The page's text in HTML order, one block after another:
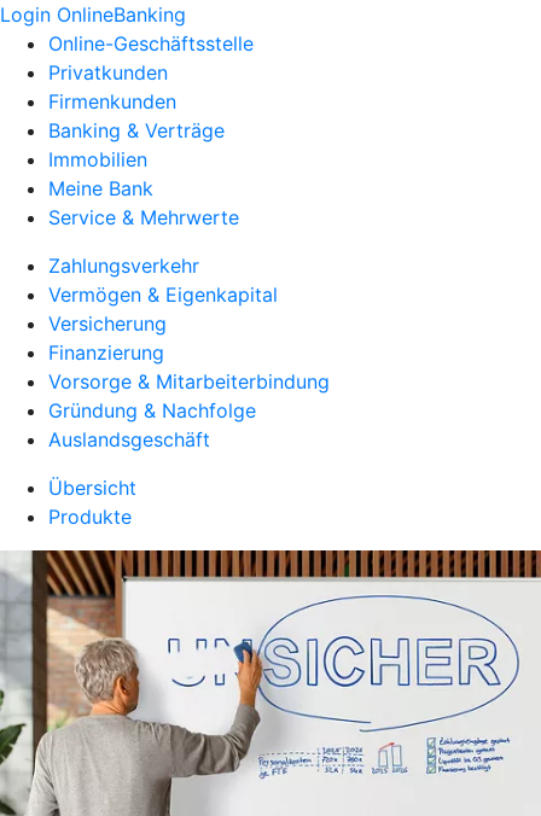
Login OnlineBanking
Online-Geschäftsstelle
Privatkunden
Firmenkunden
Banking & Verträge
Immobilien
Meine Bank
Service & Mehrwerte
Zahlungsverkehr
Vermögen & Eigenkapital
Versicherung
Finanzierung
Vorsorge & Mitarbeiterbindung
Gründung & Nachfolge
Auslandsgeschäft
Übersicht
Produkte